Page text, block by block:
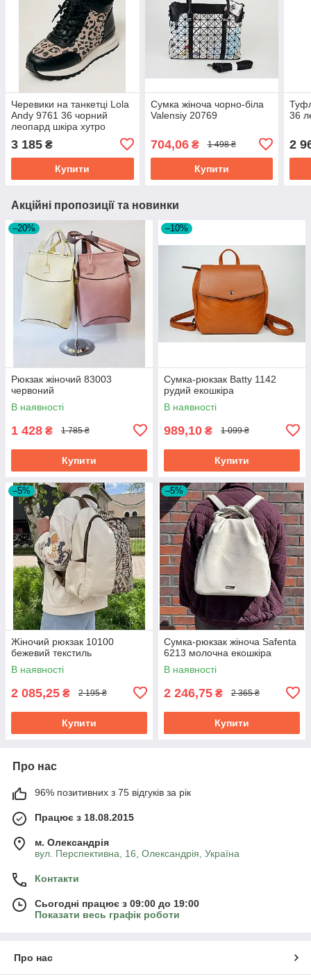
Черевики на танкетці Lola
Andy 9761 36 чорний
леопард шкіра хутро
3 185 ₴
Купити
Сумка жіноча чорно-біла
Valensiy 20769
704,06₴ 1 498 ₴
Купити
36
2
Акційні пропозиції та новинки
–20%
Рюкзак жіночий 83003
червоний
В наявності
1 428 ₴ 1 785 ₴
Купити
–10%
Сумка-рюкзак Batty 1142
рудий екошкіра
В наявності
989,10 ₴ 1 099 ₴
Купити
–5%
Жіночий рюкзак 10100
бежевий текстиль
В наявності
2 085,25 ₴ 2 195 ₴
Купити
–5%
Сумка-рюкзак жіноча Safenta
6213 молочна екошкіра
В наявності
2 246,75 ₴ 2 365 ₴
Купити
Про нас
96% позитивних з 75 відгуків за рік
Працює з 18.08.2015
м. Олександрія
вул. Перспективна, 16, Олександрія, Україна
Контакти
Сьогодні працює з 09:00 до 19:00
Показати весь графік роботи
Про нас